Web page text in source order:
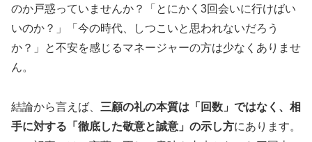
のか戸惑っていませんか？「とにかく3回会いに行けばい
いのか？」「今の時代、しつこいと思われないだろう
か？」と不安を感じるマネージャーの方は少なくありませ
ん。
結論から言えば、 三顧の礼の本質は「回数」ではなく、相
手に対する「徹底した敬意と誠意」の示し方にあります。